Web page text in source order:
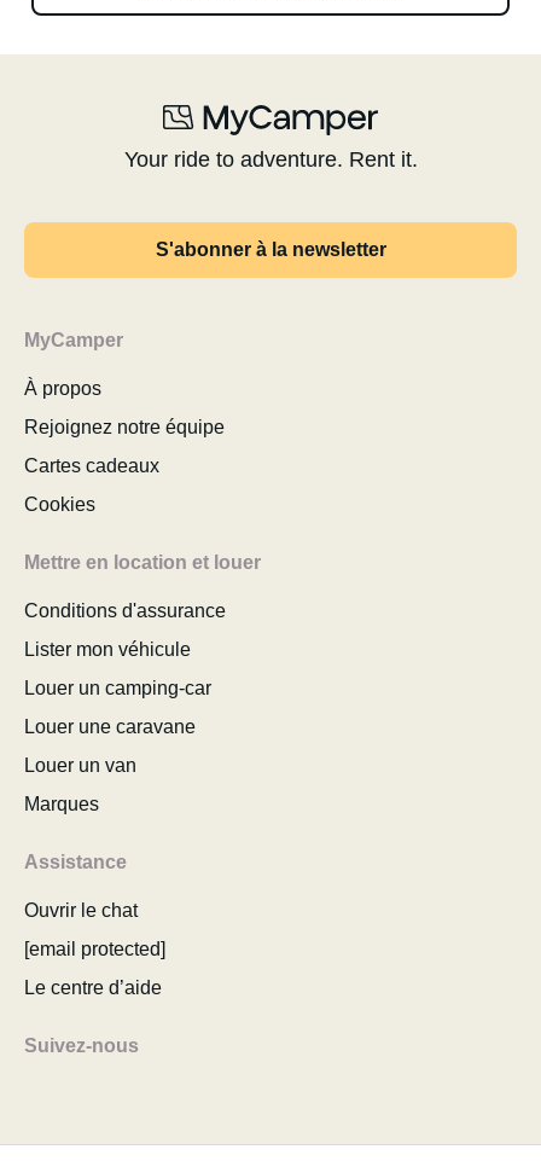
Your ride to adventure. Rent it.
S'abonner à la newsletter
MyCamper
À propos
Rejoignez notre équipe
Cartes cadeaux
Cookies
Mettre en location et louer
Conditions d'assurance
Lister mon véhicule
Louer un camping-car
Louer une caravane
Louer un van
Marques
Assistance
Ouvrir le chat
[email protected]
Le centre d’aide
Suivez-nous